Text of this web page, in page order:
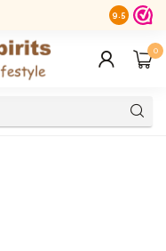
14 dagen
9.5
0